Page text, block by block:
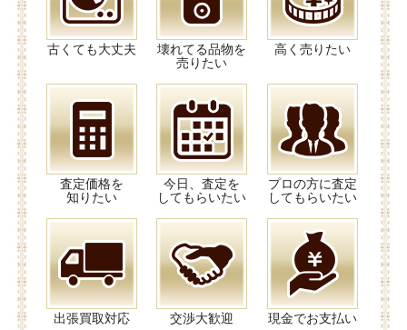
古くても大丈夫
壊れてる品物を
売りたい
高く売りたい
査定価格を
知りたい
今日、査定を
してもらいたい
プロの方に査定
してもらいたい
出張買取対応 交渉大歓迎 現金でお支払い